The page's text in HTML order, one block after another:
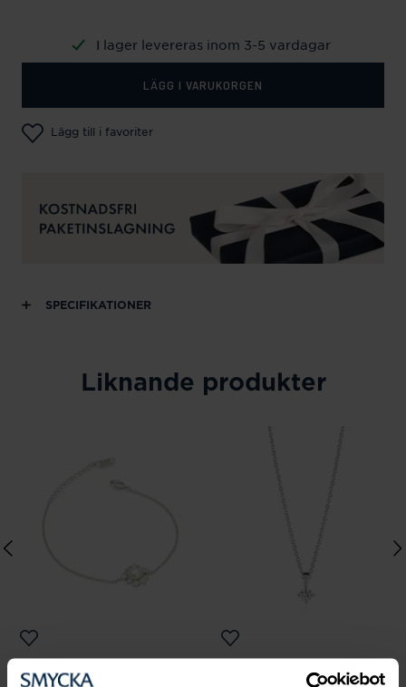
I lager levereras inom 3-5 vardagar
LÄGG I VARUKORGEN
Lägg till i favoriter
SPECIFIKATIONER
Liknande produkter